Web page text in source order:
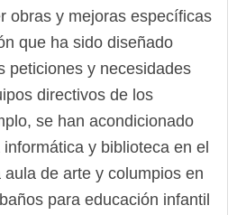
obras y mejoras específicas
que ha sido diseñado
peticiones y necesidades
directivos de los
se han acondicionado
y biblioteca en el
de arte y columpios en
para educación infantil